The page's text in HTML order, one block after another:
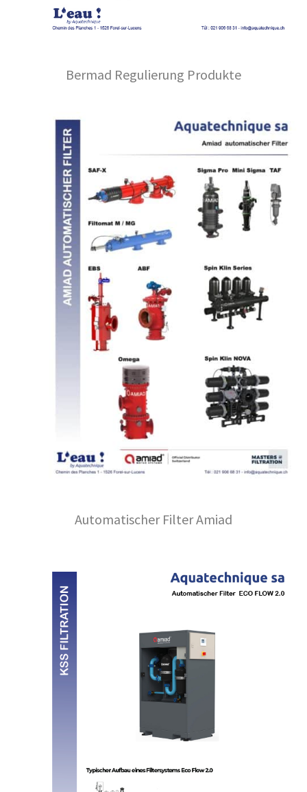
Bermad Regulierung Produkte
Automatischer Filter Amiad